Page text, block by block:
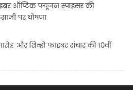
ऑप्टिक फ्यूजन स्पाइसर की
पर घोषणा
और शिन्हो फाइबर संचार की 10वीं